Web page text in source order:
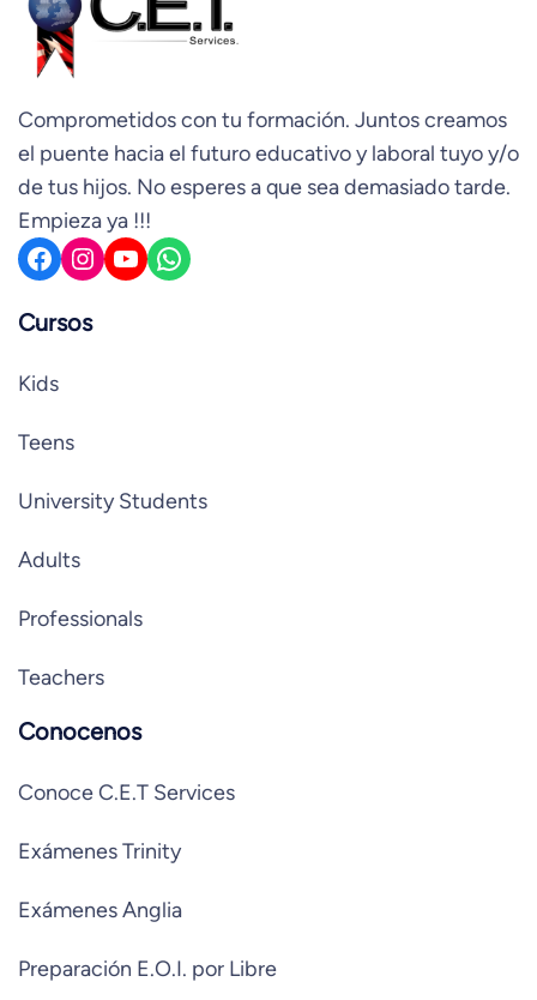
Comprometidos con tu formación. Juntos creamos
el puente hacia el futuro educativo y laboral tuyo y/o
de tus hijos. No esperes a que sea demasiado tarde.
Empieza ya !!!
Facebook Instagram YouTube WhatsApp
Cursos
Kids
Teens
University Students
Adults
Professionals
Teachers
Conocenos
Conoce C.E.T Services
Exámenes Trinity
Exámenes Anglia
Preparación E.O.I. por Libre